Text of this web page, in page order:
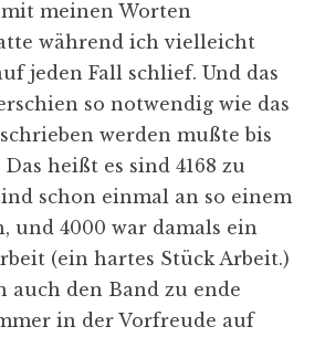
meinen Worten
während ich vielleicht
jeden Fall schlief. Und das
so notwendig wie das
werden mußte bis
heißt es sind 4168 zu
schon einmal an so einem
und 4000 war damals ein
(ein hartes Stück Arbeit.)
auch den Band zu ende
in der Vorfreude auf